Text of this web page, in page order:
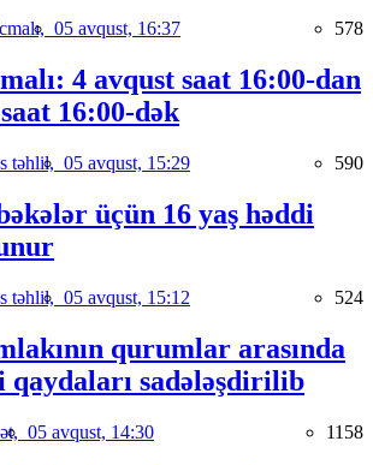
05 avqust, 16:37 578
4 avqust saat 16:00-dan
16:00-dək
təhlil, 05 avqust, 15:29 590
üçün 16 yaş həddi
təhlil, 05 avqust, 15:12 524
qurumlar arasında
qaydaları sadələşdirilib
05 avqust, 14:30 1158